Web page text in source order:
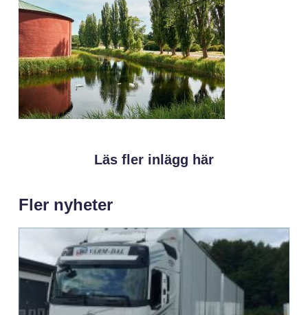
Läs fler inlägg här
Fler nyheter